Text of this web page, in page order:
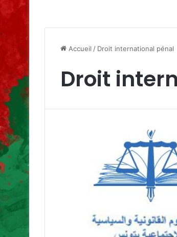
Accueil / Droit international pénal
Droit